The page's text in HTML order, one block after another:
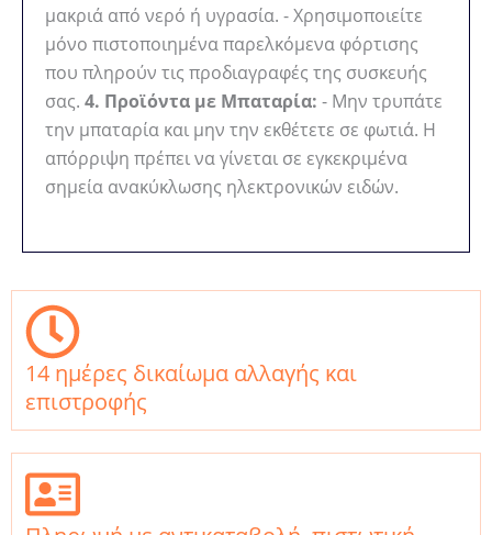
μακριά από νερό ή υγρασία. - Χρησιμοποιείτε
μόνο πιστοποιημένα παρελκόμενα φόρτισης
που πληρούν τις προδιαγραφές της συσκευής
σας. 4. Προϊόντα με Μπαταρία: - Μην τρυπάτε
την μπαταρία και μην την εκθέτετε σε φωτιά. Η
απόρριψη πρέπει να γίνεται σε εγκεκριμένα
σημεία ανακύκλωσης ηλεκτρονικών ειδών.
14 ημέρες δικαίωμα αλλαγής και
επιστροφής